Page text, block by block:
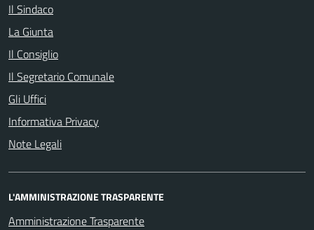
Il Sindaco
La Giunta
Il Consiglio
Il Segretario Comunale
Gli Uffici
Informativa Privacy
Note Legali
L'AMMINISTRAZIONE TRASPARENTE
Amministrazione Trasparente